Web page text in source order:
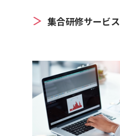
集合研修サービス